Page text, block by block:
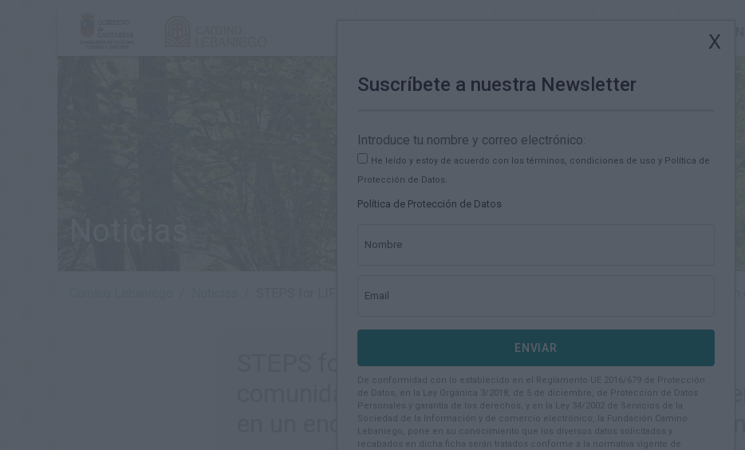
Blog &
STEPS for LIFE analizará el papel clave de las comunidades rurales en la
STEPS for LIFE analizará el papel clave de las
comunidades rurales en la conservación del
en un encuentro técnico el próximo mes de
Suscríbete a nuestra Newsletter
Introduce tu nombre y correo electrónico:
Nombre
Email
He leído y estoy de acuerdo con los términos, condiciones de uso y Política de
Protección de Datos.
Política de Protección de Datos
ENVIAR
De conformidad con lo establecido en el Reglamento UE 2016/679 de Protección
de Datos, en la Ley Orgánica 3/2018, de 5 de diciembre, de Protección de Datos
Personales y garantía de los derechos, y en la Ley 34/2002 de Servicios de la
Sociedad de la Información y de comercio electrónico, la Fundación Camino
Lebaniego, pone en su conocimiento que los diversos datos solicitados y
recabados en dicha ficha serán tratados conforme a la normativa vigente de